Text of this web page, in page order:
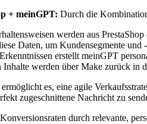
+ meinGPT: Durch die
werden aus
Daten, um Kundensegmente und
erstellt meinGPT
Inhalte werden über Make zurück in
es, eine agile
zugeschnittene Nachricht zu
durch relevante,